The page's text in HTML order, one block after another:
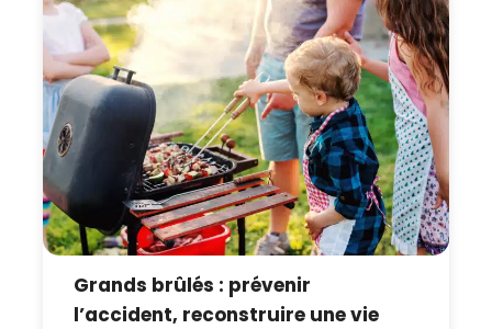
Grands brûlés : prévenir
l’accident, reconstruire une vie